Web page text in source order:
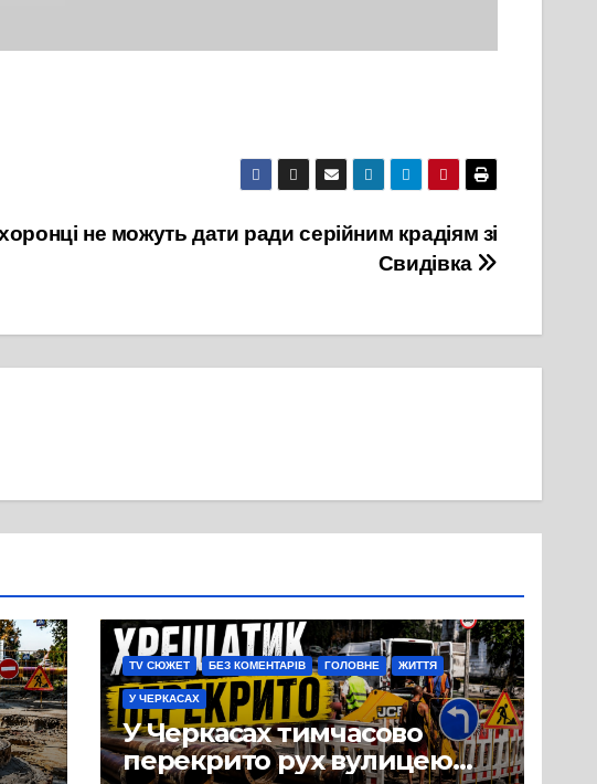
не можуть дати ради серійним крадіям зі
Свидівка
TV СЮЖЕТ БЕЗ КОМЕНТАРІВ ГОЛОВНЕ ЖИТТЯ
У ЧЕРКАСАХ
У Черкасах тимчасово
перекрито рух вулицею